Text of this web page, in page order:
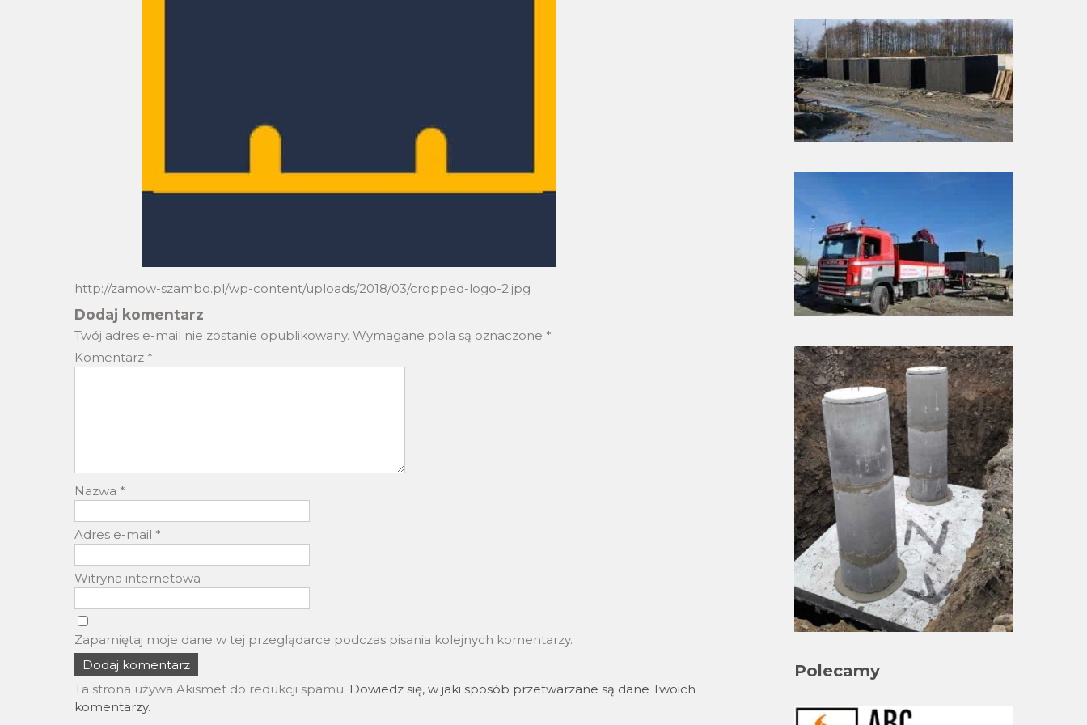
http://zamow-szambo.pl/wp-content/uploads/2018/03/cropped-logo-2.jpg
Dodaj komentarz
Twój adres e-mail nie zostanie opublikowany. Wymagane pola są oznaczone *
Komentarz *
Nazwa *
Adres e-mail *
Witryna internetowa
Zapamiętaj moje dane w tej przeglądarce podczas pisania kolejnych komentarzy.
Ta strona używa Akismet do redukcji spamu. Dowiedz się, w jaki sposób przetwarzane są dane Twoich
komentarzy.
Polecamy